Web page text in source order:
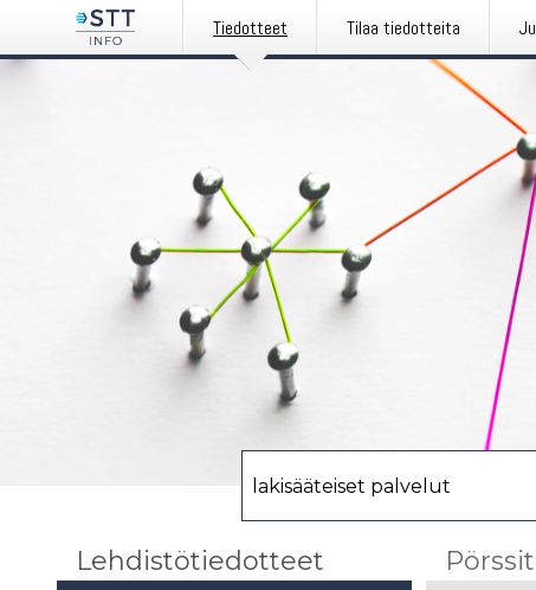
Tiedotteet Tilaa tiedotteita
Lehdistötiedotteet